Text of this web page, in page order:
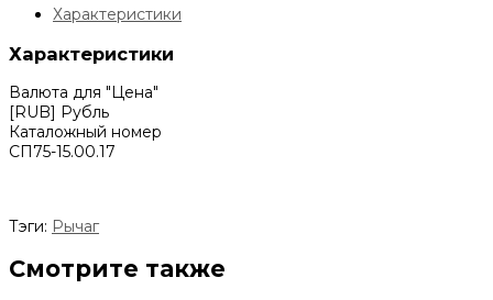
Характеристики
Характеристики
Валюта для "Цена"
[RUB] Рубль
Каталожный номер
СП75-15.00.17
Тэги: Рычаг
Смотрите также